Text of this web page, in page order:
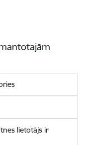
lietotājs ir